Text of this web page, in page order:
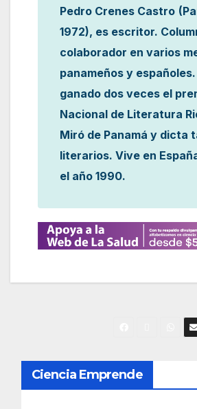
Pedro Crenes Castro
1972), es escritor.
colaborador en varios
panameños y españoles.
ganado dos veces el
Nacional de Literatura
Miró de Panamá y dicta
literarios. Vive en
el año 1990.
N
a
Ciencia Emprende